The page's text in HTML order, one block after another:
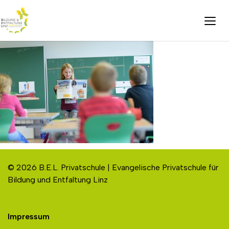
© 2026 B.E.L. Privatschule | Evangelische Privatschule für
Bildung und Entfaltung Linz
Impressum